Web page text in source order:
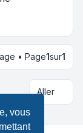
vous
• Page1sur1
Aller